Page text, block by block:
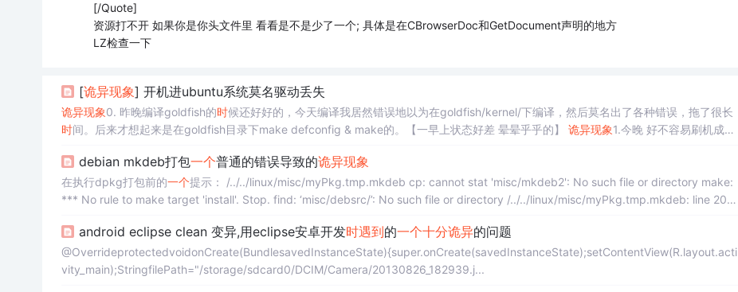
[/Quote]
资源打不开 如果你是你头文件里 看看是不是少了一个; 具体是在CBrowserDoc和GetDocument声明的地方
LZ检查一下
[诡异现象] 开机进ubuntu系统莫名驱动丢失
诡异现象0. 昨晚编译goldfish的时候还好好的，今天编译我居然错误地以为在goldfish/kernel/下编译，然后莫名出了各种错误，拖了很长
时间。后来才想起来是在goldfish目录下make defconfig & make的。【一早上状态好差 晕晕乎乎的】 诡异现象1.今晚 好不容易刷机成功
debian mkdeb打包一个普通的错误导致的诡异现象
在执行dpkg打包前的一个提示： /../../linux/misc/myPkg.tmp.mkdeb cp: cannot stat 'misc/mkdeb2': No such file or directory make:
*** No rule to make target 'install'. Stop. find: ‘misc/debsrc/’: No such file or directory /../../linux/misc/myPkg.tmp.mkdeb: line 20:
android eclipse clean 变异,用eclipse安卓开发时遇到的一个十分诡异的问题
@OverrideprotectedvoidonCreate(BundlesavedInstanceState){super.onCreate(savedInstanceState);setContentView(R.layout.acti
vity_main);StringfilePath="/storage/sdcard0/DCIM/Camera/20130826_182939.j...